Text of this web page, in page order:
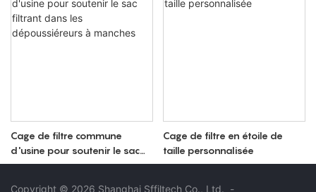
Cage de filtre commune
d'usine pour soutenir le sac
filtrant dans les
Cage de filtre en étoile de
taille personnalisée
Copyright © 2026 Shanghai Sffiltech Co., Ltd. -